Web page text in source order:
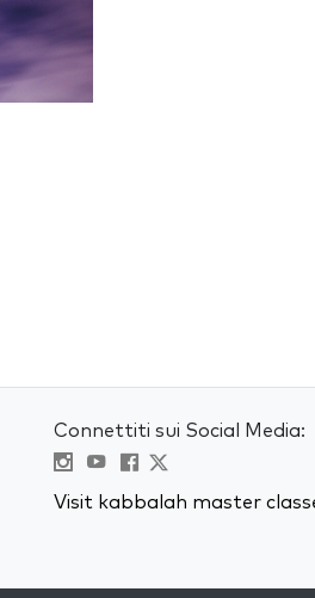
Connettiti sui Social Media:
Visit kabbalah master